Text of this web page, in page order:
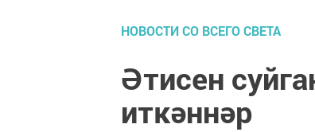
НОВОСТИ СО ВСЕГО СВЕТА
Әтисен
иткәннәр